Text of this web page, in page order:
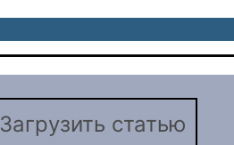
Загрузить статью